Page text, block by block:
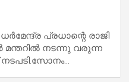
പ്രധാന്റെ രാജി
നടന്നു വരുന്ന